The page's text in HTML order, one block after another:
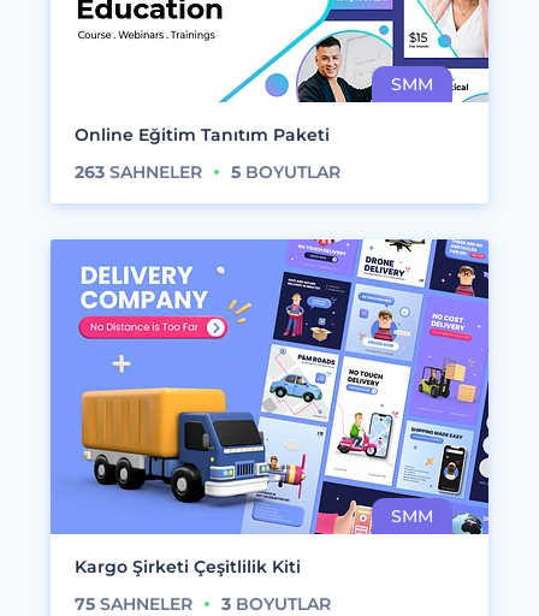
Online Eğitim Tanıtım Paketi
263 SAHNELER 5 BOYUTLAR
Kargo Şirketi Çeşitlilik Kiti
75 SAHNELER 3 BOYUTLAR